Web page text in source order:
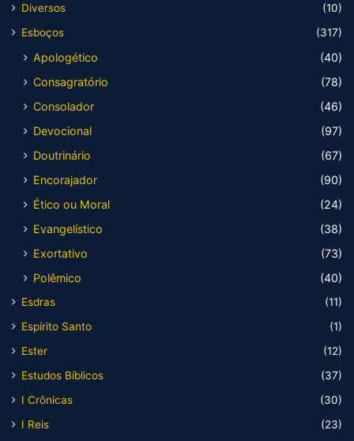
Diversos
(10)
Esboços
(317)
Apologético
(40)
Consagratório
(78)
Consolador
(46)
Devocional
(97)
Doutrinário
(67)
Encorajador
(90)
Ético ou Moral
(24)
Evangelístico
(38)
Exortativo
(73)
Polêmico
(40)
Esdras
(11)
Espírito Santo
(1)
Ester
(12)
Estudos Bíblicos
(37)
I Crônicas
(30)
I Reis
(23)